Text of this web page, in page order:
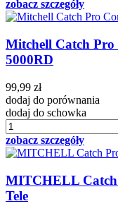
zobacz szczegóły
Mitchell Catch Pro
5000RD
99,99 zł
dodaj do porównania
dodaj do schowka
zobacz szczegóły
MITCHELL Catch
Tele